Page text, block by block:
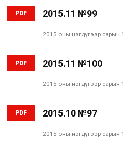
PDF 2015.11 №99
2015 оны нэгдүгээр сарын 1
PDF 2015.11 №100
2015 оны нэгдүгээр сарын 1
PDF 2015.10 №97
2015 оны нэгдүгээр сарын 1